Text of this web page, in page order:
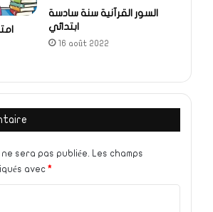
السور القرآنية سنة سادسة
ابتدائي
16 août 2022
sera pas publiée. Les champs
avec *